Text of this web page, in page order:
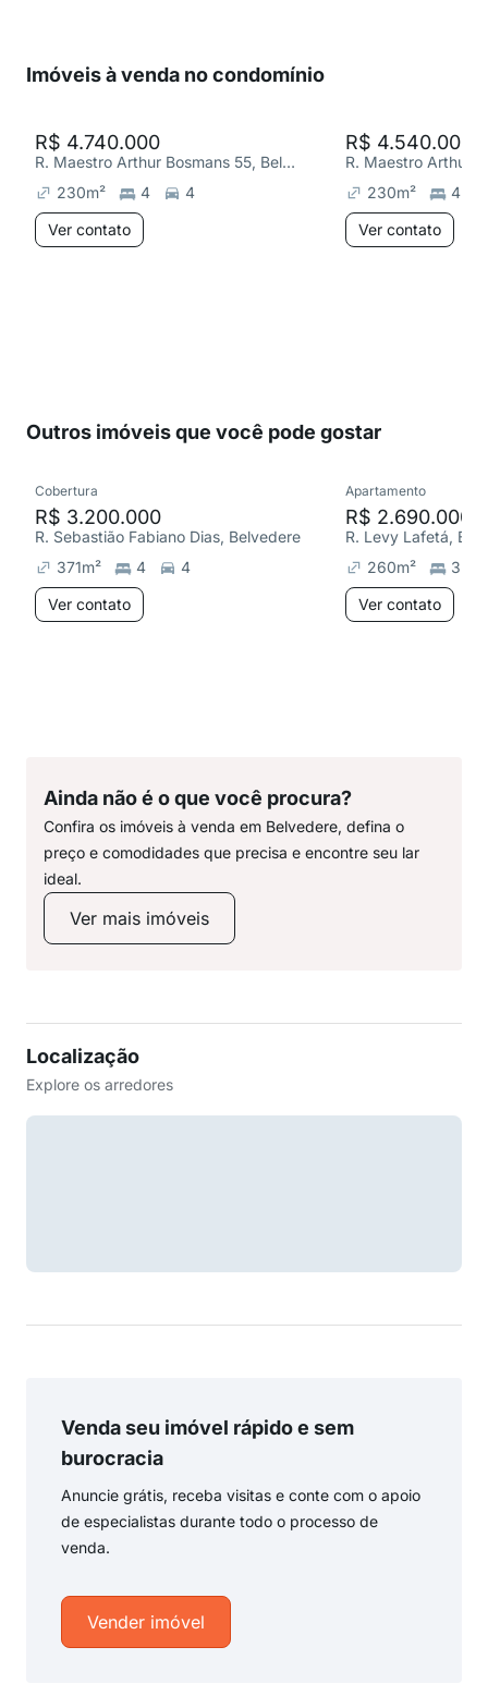
Imóveis à venda no condomínio
R$ 4.740.000
R. Maestro Arthur Bosmans 55, Belvedere
230m² 4
4
Ver contato
R$ 4.540.000
230m²
4
Ver contato
Outros imóveis que você pode gostar
Cobertura
R$ 3.200.000
R. Sebastião Fabiano Dias, Belvedere
371m² 4
4
Ver contato
Apartamento
R$ 2.690.000
R. Levy Lafetá,
260m²
3
Ver contato
Ainda não é o que você procura?
Confira os imóveis à venda em Belvedere, defina o
preço e comodidades que precisa e encontre seu lar
ideal.
Ver mais imóveis
Localização
Explore os arredores
Venda seu imóvel rápido e sem
burocracia
Anuncie grátis, receba visitas e conte com o apoio
de especialistas durante todo o processo de
venda.
Vender imóvel